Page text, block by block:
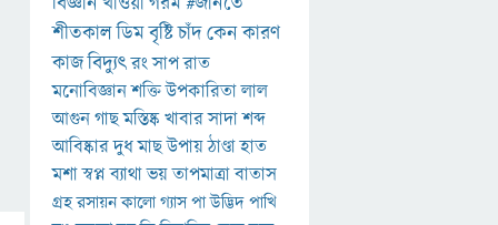
শীতকালডিমবৃষ্টিচাঁদকেনকারণ
কাজবিদ্যুৎরংসাপরাত
মনোবিজ্ঞানশক্তিউপকারিতালাল
আগুনগাছমস্তিষ্কখাবারসাদাশব্দ
আবিষ্কারদুধমাছউপায়ঠাণ্ডাহাত
মশাস্বপ্নব্যাথাভয়তাপমাত্রাবাতাস
গ্রহরসায়নকালোগ্যাসপাউদ্ভিদপাখি